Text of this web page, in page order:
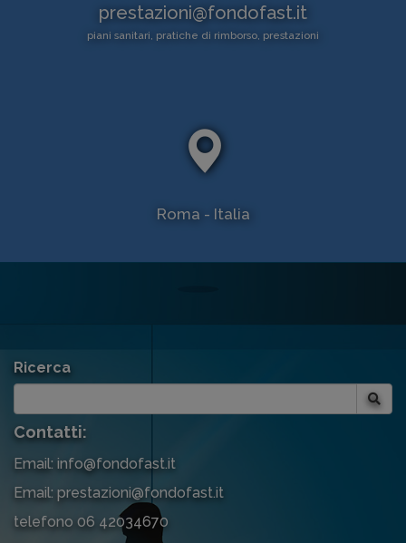
prestazioni@fondofast.it
piani sanitari, pratiche di rimborso, prestazioni
Roma - Italia
Ricerca
Contatti:
Email: info@fondofast.it
Email: prestazioni@fondofast.it
telefono 06 42034670